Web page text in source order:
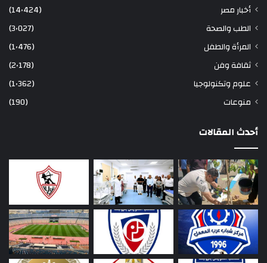
أخبار مصر
(14٬424)
الطب والصحة
(3٬027)
المرأة والطفل
(1٬476)
ثقافة وفن
(2٬178)
علوم وتكنولوجيا
(1٬362)
منوعات
(190)
أحدث المقالات